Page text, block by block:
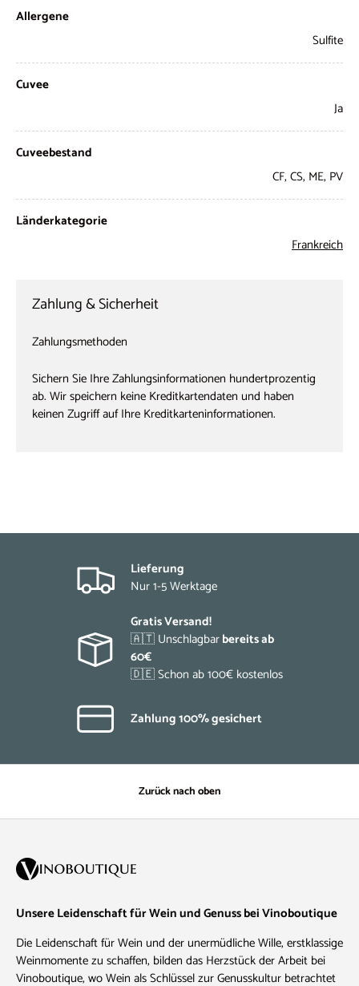
Allergene
Sulfite
Cuvee
Ja
Cuveebestand
CF, CS, ME, PV
Länderkategorie
Frankreich
Zahlung & Sicherheit
Zahlungsmethoden
Sichern Sie Ihre Zahlungsinformationen hundertprozentig
ab. Wir speichern keine Kreditkartendaten und haben
keinen Zugriff auf Ihre Kreditkarteninformationen.
Lieferung
Nur 1-5 Werktage
Gratis Versand!
🇦🇹 Unschlagbarbereits ab
60€
🇩🇪 Schon ab 100€ kostenlos
Zahlung 100% gesichert
Zurück nach oben
Unsere Leidenschaft für Wein und Genuss bei Vinoboutique
Die Leidenschaft für Wein und der unermüdliche Wille, erstklassige
Weinmomente zu schaffen, bilden das Herzstück der Arbeit bei
Vinoboutique, wo Wein als Schlüssel zur Genusskultur betrachtet